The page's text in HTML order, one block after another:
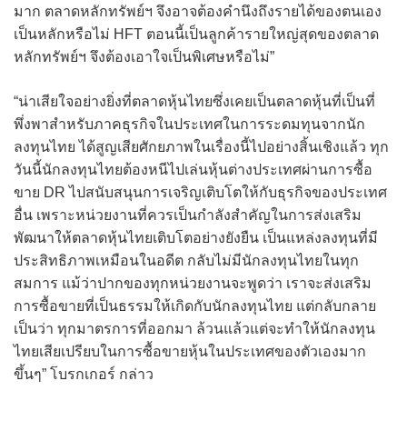
มาก ตลาดหลักทรัพย์ฯ จึงอาจต้องคำนึงถึงรายได้ของตนเอง
เป็นหลักหรือไม่ HFT ตอนนี้เป็นลูกค้ารายใหญ่สุดของตลาด
หลักทรัพย์ฯ จึงต้องเอาใจเป็นพิเศษหรือไม่”
“น่าเสียใจอย่างยิ่งที่ตลาดหุ้นไทยซึ่งเคยเป็นตลาดหุ้นที่เป็นที่
พึ่งพาสำหรับภาคธุรกิจในประเทศในการระดมทุนจากนัก
ลงทุนไทย ได้สูญเสียศักยภาพในเรื่องนี้ไปอย่างสิ้นเชิงแล้ว ทุก
วันนี้นักลงทุนไทยต้องหนีไปเล่นหุ้นต่างประเทศผ่านการซื้อ
ขาย DR ไปสนับสนุนการเจริญเติบโตให้กับธุรกิจของประเทศ
อื่น เพราะหน่วยงานที่ควรเป็นกำลังสำคัญในการส่งเสริม
พัฒนาให้ตลาดหุ้นไทยเติบโตอย่างยังยืน เป็นแหล่งลงทุนที่มี
ประสิทธิภาพเหมือนในอดีต กลับไม่มีนักลงทุนไทยในทุก
สมการ แม้ว่าปากของทุกหน่วยงานจะพูดว่า เราจะส่งเสริม
การซื้อขายที่เป็นธรรมให้เกิดกับนักลงทุนไทย แต่กลับกลาย
เป็นว่า ทุกมาตรการที่ออกมา ล้วนแล้วแต่จะทำให้นักลงทุน
ไทยเสียเปรียบในการซื้อขายหุ้นในประเทศของตัวเองมาก
ขึ้นๆ” โบรกเกอร์ กล่าว